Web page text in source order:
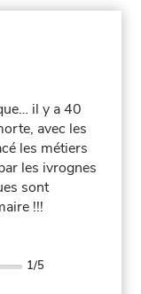
il y a 40
avec les
les métiers
les ivrognes
sont
!!!
1/5